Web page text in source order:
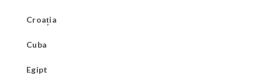
Croația
Cuba
Egipt